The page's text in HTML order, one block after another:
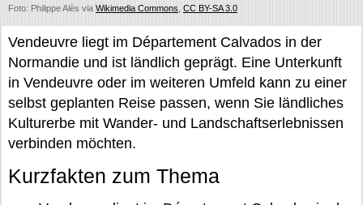
Foto: Philippe Alès via Wikimedia Commons CC BY-SA 3.0
Vendeuvre liegt im Département Calvados in der
Normandie und ist ländlich geprägt. Eine Unterkunft
in Vendeuvre oder im weiteren Umfeld kann zu einer
selbst geplanten Reise passen, wenn Sie ländliches
Kulturerbe mit Wander- und Landschaftserlebnissen
verbinden möchten.
Kurzfakten zum Thema